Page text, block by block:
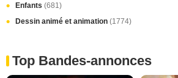
Enfants (681)
Dessin animé et animation (1774)
Top Bandes-annonces